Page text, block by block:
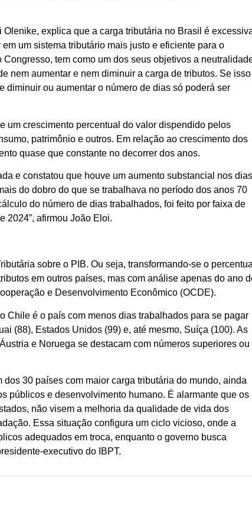
explica que a carga tributária no Brasil é
um sistema tributário mais justo e eficiente para o
tem como um dos seus objetivos a
nem aumentar e nem diminuir a carga de tributos. Se isso
diminuir ou aumentar o número de dias só poderá ser
um crescimento percentual do valor dispendido pelos
patrimônio e outros. Em relação ao crescimento dos
quase que constante no decorrer dos anos.
e constatou que houve um aumento substancial nos dias
do dobro do que se trabalhava no período dos anos 70
do número de dias trabalhados, foi feito por faixa de
2024”, afirmou João Eloi.
sobre o PIB. Ou seja, transformando-se o percentual
em outros países, mas com análise apenas do ano
e Desenvolvimento Econômico (OCDE).
Chile é o país com menos dias trabalhados para se pagar
(88), Estados Unidos (99) e, até mesmo, Suíça (100). As
e Noruega se destacam com números superiores ou
30 países com maior carga tributária do mundo, ainda
públicos e desenvolvimento humano. É alarmante que os
não visem a melhoria da qualidade de vida dos
Essa situação configura um ciclo vicioso, onde a
adequados em troca, enquanto o governo busca
executivo do IBPT.